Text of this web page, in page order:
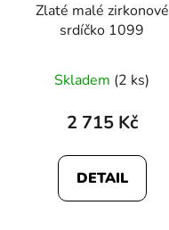
Zlaté malé zirkonové
srdíčko 1099
Skladem (2 ks)
2 715 Kč
DETAIL